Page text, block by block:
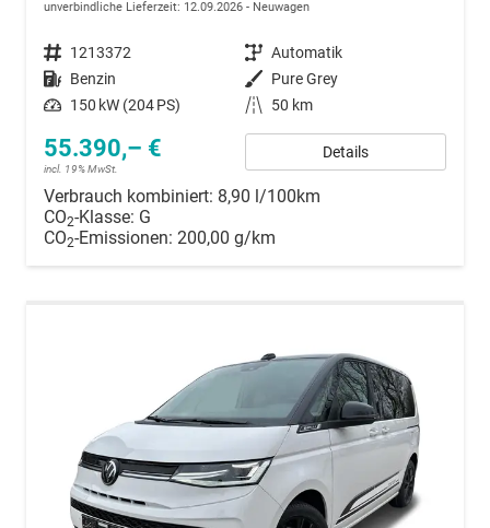
unverbindliche Lieferzeit: 12.09.2026 Neuwagen
Fahrzeugnummer 1213372 Getriebe Automatik
Kraftstoff Benzin Außenfarbe Pure Grey
Leistung 150 kW (204 PS) Kilometerstand 50 km
55.390,– €
incl. 19% MwSt.
Details
Verbrauch kombiniert: 8,90 l/100km
CO2-Klasse: G
CO2-Emissionen: 200,00 g/km